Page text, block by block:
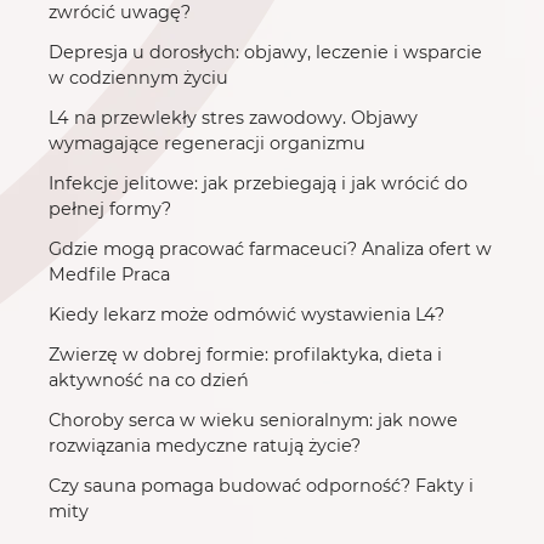
zwrócić uwagę?
Depresja u dorosłych: objawy, leczenie i wsparcie
w codziennym życiu
L4 na przewlekły stres zawodowy. Objawy
wymagające regeneracji organizmu
Infekcje jelitowe: jak przebiegają i jak wrócić do
pełnej formy?
Gdzie mogą pracować farmaceuci? Analiza ofert w
Medfile Praca
Kiedy lekarz może odmówić wystawienia L4?
Zwierzę w dobrej formie: profilaktyka, dieta i
aktywność na co dzień
Choroby serca w wieku senioralnym: jak nowe
rozwiązania medyczne ratują życie?
Czy sauna pomaga budować odporność? Fakty i
mity